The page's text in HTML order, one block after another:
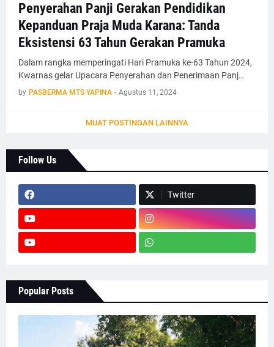
Penyerahan Panji Gerakan Pendidikan
Kepanduan Praja Muda Karana: Tanda
Eksistensi 63 Tahun Gerakan Pramuka
Dalam rangka memperingati Hari Pramuka ke-63 Tahun 2024,
Kwarnas gelar Upacara Penyerahan dan Penerimaan Panj…
by PASBERMA MTS YAPINA - Agustus 11, 2024
MUAT POSTINGAN LAINNYA
Follow Us
Twitter
Popular Posts